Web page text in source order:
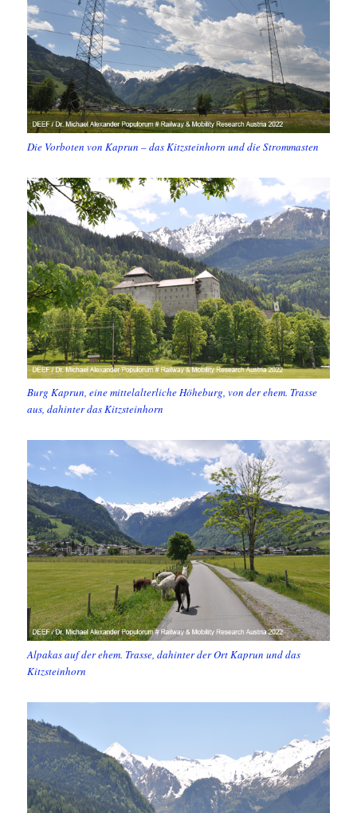
Die Vorboten von Kaprun – das Kitzsteinhorn und die Strommasten
Burg Kaprun, eine mittelalterliche Höheburg, von der ehem. Trasse
aus, dahinter das Kitzsteinhorn
Alpakas auf der ehem. Trasse, dahinter der Ort Kaprun und das
Kitzsteinhorn